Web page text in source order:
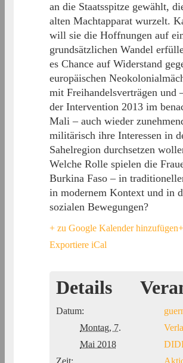
an die Staatsspitze gewählt,
alten Machtapparat wurzelt.
will sie die Hoffnungen auf
grundsätzlichen Wandel
es Chance auf Widerstand
europäischen
mit Freihandelsverträgen und
der Intervention 2013 im
Mali – auch wieder
militärisch ihre Interessen in
Sahelregion durchsetzen
Welche Rolle spielen die
Burkina Faso – in
in modernem Kontext und in
sozialen Bewegungen?
+ zu Google Kalender hinzufügen+
Exportiere iCal
Details
Datum:
Montag, 7.
Mai 2018